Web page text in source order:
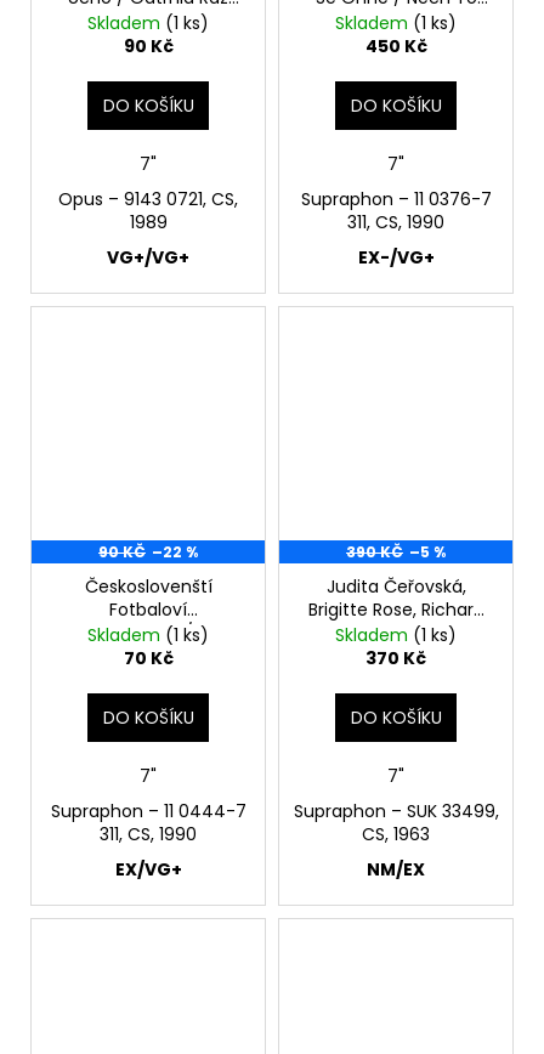
Muche Krídlo 7"
Skladem (1 ks)
90 Kč
DO KOŠÍKU
7"
Opus – 9143 0721, CS,
1989
VG+/VG+
Stát 7"
Skladem (1 ks)
450 Kč
DO KOŠÍKU
7"
Supraphon – 11 0376-7
311, CS, 1990
EX-/VG+
90 KČ –22 %
Českoslovenští
Fotbaloví
Reprezentanti / Sbor
Fotbalových Novinářů
(Italia 90) / Svět Bude
Náš 7"
Skladem (1 ks)
70 Kč
DO KOŠÍKU
7"
Supraphon – 11 0444-7
311, CS, 1990
EX/VG+
390 KČ –5 %
Judita Čeřovská,
Brigitte Rose, Richard
Adam – Too Small
Tent 7"
Skladem (1 ks)
370 Kč
DO KOŠÍKU
7"
Supraphon – SUK 33499,
CS, 1963
NM/EX